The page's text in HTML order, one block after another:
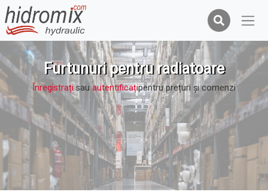
Furtunuri pentru radiatoare
Înregistrațisauautentificațipentru prețuri şi comenzi